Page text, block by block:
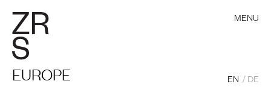
EUROPE
MENU
EN DE